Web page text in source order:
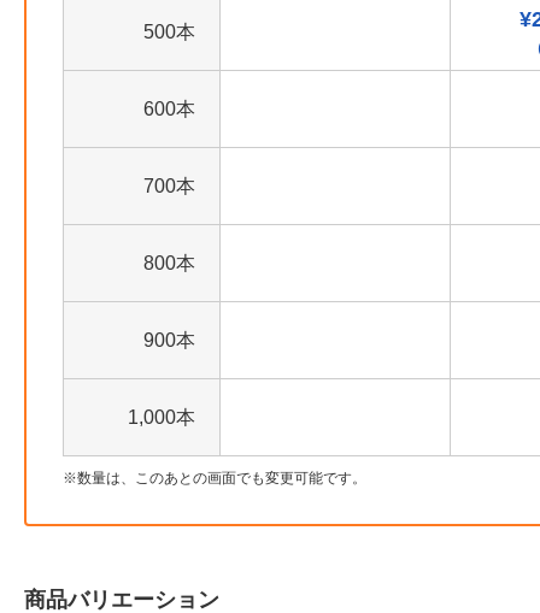
500本
600本
700本
800本
900本
1,000本
数量は、このあとの画面でも変更可能です。
商品バリエーション